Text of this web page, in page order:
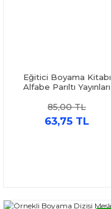
Eğitici Boyama Kitabı
Alfabe Parıltı Yayınları
85,00 TL
63,75 TL